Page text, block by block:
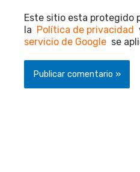
Este sitio esta protegido
la Política de privacidad
servicio de Google se